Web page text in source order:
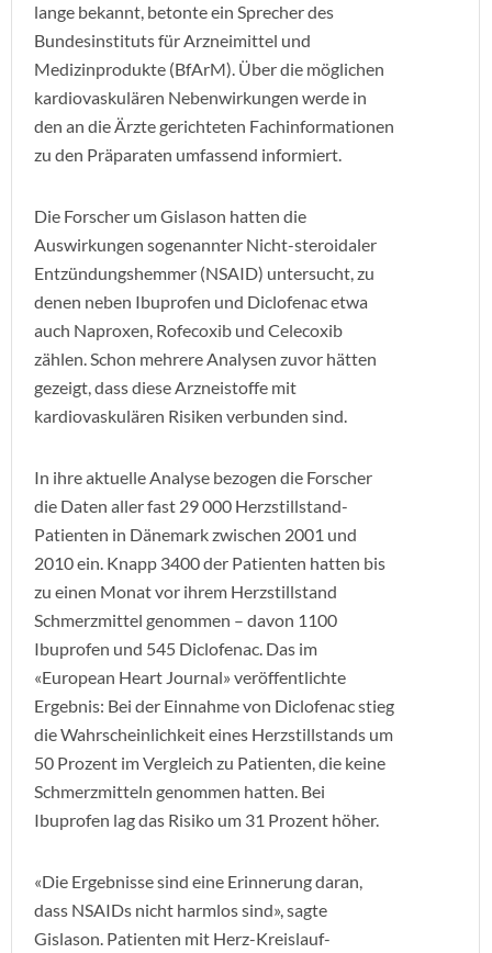
lange bekannt, betonte ein Sprecher des
Bundesinstituts für Arzneimittel und
Medizinprodukte (BfArM). Über die möglichen
kardiovaskulären Nebenwirkungen werde in
den an die Ärzte gerichteten Fachinformationen
zu den Präparaten umfassend informiert.
Die Forscher um Gislason hatten die
Auswirkungen sogenannter Nicht-steroidaler
Entzündungshemmer (NSAID) untersucht, zu
denen neben Ibuprofen und Diclofenac etwa
auch Naproxen, Rofecoxib und Celecoxib
zählen. Schon mehrere Analysen zuvor hätten
gezeigt, dass diese Arzneistoffe mit
kardiovaskulären Risiken verbunden sind.
In ihre aktuelle Analyse bezogen die Forscher
die Daten aller fast 29 000 Herzstillstand-
Patienten in Dänemark zwischen 2001 und
2010 ein. Knapp 3400 der Patienten hatten bis
zu einen Monat vor ihrem Herzstillstand
Schmerzmittel genommen – davon 1100
Ibuprofen und 545 Diclofenac. Das im
«European Heart Journal» veröffentlichte
Ergebnis: Bei der Einnahme von Diclofenac stieg
die Wahrscheinlichkeit eines Herzstillstands um
50 Prozent im Vergleich zu Patienten, die keine
Schmerzmitteln genommen hatten. Bei
Ibuprofen lag das Risiko um 31 Prozent höher.
«Die Ergebnisse sind eine Erinnerung daran,
dass NSAIDs nicht harmlos sind», sagte
Gislason. Patienten mit Herz-Kreislauf-